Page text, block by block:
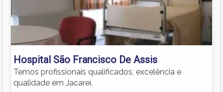
Hospital São Francisco De Assis
Temos profissionais qualificados, excelência e
qualidade em Jacareí.